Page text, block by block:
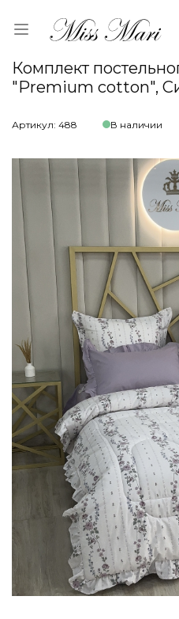
Комплект
"Premium cotton",
Артикул: 488 В наличии